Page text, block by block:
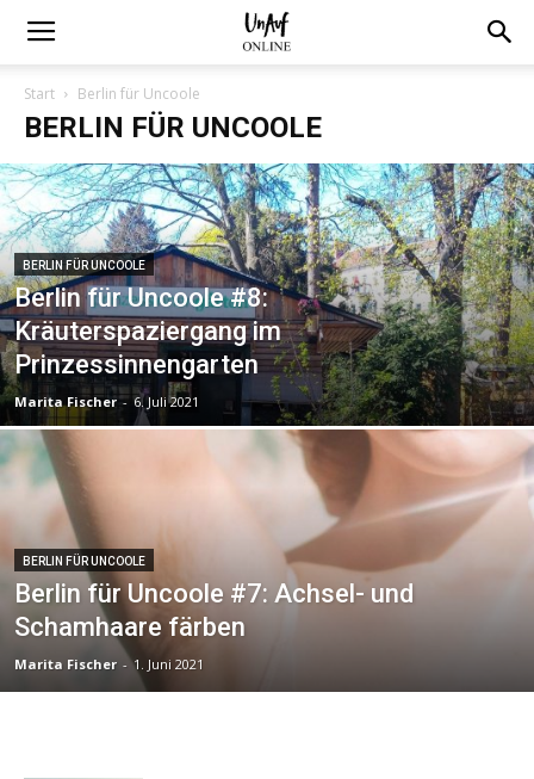
Start Berlin für Uncoole
BERLIN FÜR UNCOOLE
BERLIN FÜR UNCOOLE
Berlin für Uncoole #8:
Kräuterspaziergang im
Prinzessinnengarten
Marita Fischer - 6. Juli 2021
BERLIN FÜR UNCOOLE
Berlin für Uncoole #7: Achsel- und
Schamhaare färben
Marita Fischer - 1. Juni 2021